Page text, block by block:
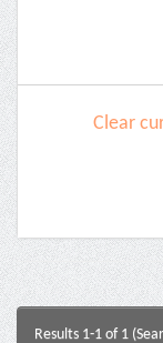
Clear
Results 1-1 of 1